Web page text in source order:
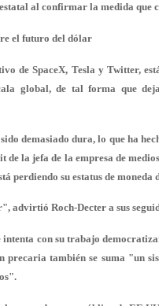
al confirmar la medida que
el futuro del dólar
de SpaceX, Tesla y Twitter,
global, de tal forma que
demasiado dura, lo que ha
de la jefa de la empresa de
perdiendo su estatus de moneda
advirtió Roch-Decter a sus
con su trabajo
precaria también se suma "un
".